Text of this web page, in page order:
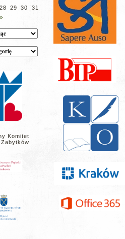
28 29 30 31
Komitet